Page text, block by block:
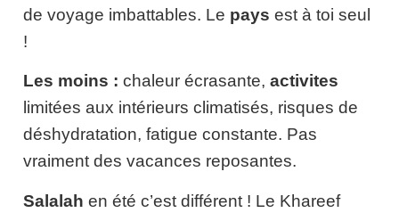
de voyage imbattables. Le pays est à toi seul
!
Les moins : chaleur écrasante, activites
limitées aux intérieurs climatisés, risques de
déshydratation, fatigue constante. Pas
vraiment des vacances reposantes.
Salalah en été c’est différent ! Le Khareef